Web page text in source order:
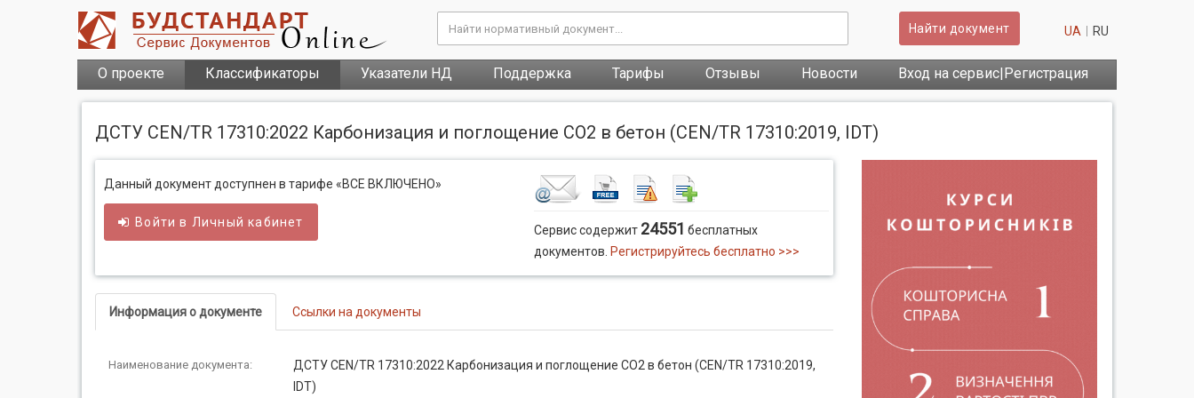
Найти документ UA RU
О проекте Классификаторы Указатели НД Поддержка Тарифы Отзывы Новости Вход на сервис|Регистрация
ДСТУ CEN/TR 17310:2022 Карбонизация и поглощение CO2 в бетон (CEN/TR 17310:2019, IDT)
Данный документ доступнен в тарифе «ВСЕ ВКЛЮЧЕНО»
Войти в Личный кабинет
Сервис содержит 24551 бесплатных
документов. Регистрируйтесь бесплатно >>>
Информация о документе Ссылки на документы
Наименование документа:
ДСТУ CEN/TR 17310:2022 Карбонизация и поглощение CO2 в бетон (CEN/TR 17310:2019,
IDT)